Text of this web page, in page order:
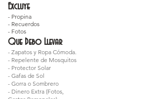
Excluye
- Propina
- Recuerdos
- Fotos
Que Debo Llevar
- Zapatos y Ropa Cómoda.
- Repelente de Mosquitos
- Protector Solar
- Gafas de Sol
- Gorra o Sombrero
- Dinero Extra (Fotos,